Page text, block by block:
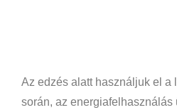
Az edzés alatt használjuk el a
során, az energiafelhasználás